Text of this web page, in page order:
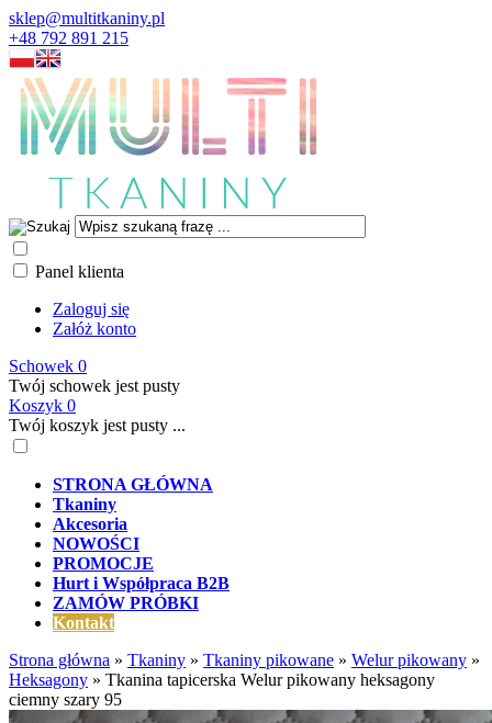
sklep@multitkaniny.pl
+48 792 891 215
Panel klienta
Zaloguj się
Załóż konto
Schowek 0
Twój schowek jest pusty
Koszyk 0
Twój koszyk jest pusty ...
STRONA GŁÓWNA
Tkaniny
Akcesoria
NOWOŚCI
PROMOCJE
Hurt i Współpraca B2B
ZAMÓW PRÓBKI
Kontakt
Strona główna » Tkaniny » Tkaniny pikowane » Welur pikowany »
Heksagony » Tkanina tapicerska Welur pikowany heksagony
ciemny szary 95